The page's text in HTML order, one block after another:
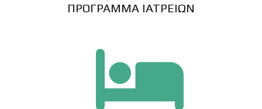
ΠΡΟΓΡΑΜΜΑ ΙΑΤΡΕΙΩΝ